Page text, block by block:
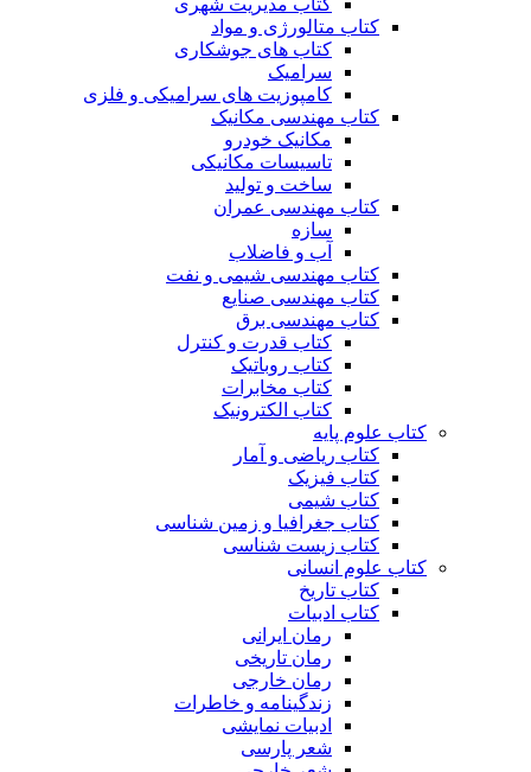
کتاب متالورژی و مواد
کتاب های جوشکاری
سرامیک
کامپوزیت های سرامیکی و فلزی
کتاب مهندسی مکانیک
مکانیک خودرو
تاسیسات مکانیکی
ساخت و تولید
کتاب مهندسی عمران
سازه
آب و فاضلاب
کتاب مهندسی شیمی و نفت
کتاب مهندسی صنایع
کتاب مهندسی برق
کتاب قدرت و کنترل
کتاب روباتیک
کتاب مخابرات
کتاب الکترونیک
کتاب علوم پایه
کتاب ریاضی و آمار
کتاب فیزیک
کتاب شیمی
کتاب جغرافیا و زمین شناسی
کتاب زیست شناسی
کتاب علوم انسانی
کتاب تاریخ
کتاب ادبیات
رمان ایرانی
رمان تاریخی
رمان خارجی
زندگینامه و خاطرات
ادبیات نمایشی
شعر پارسی